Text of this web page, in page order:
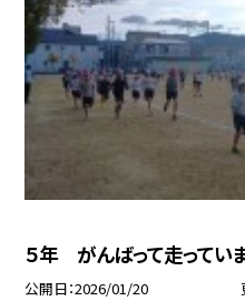
５年 がんばって走ってい
公開日 2026/01/20